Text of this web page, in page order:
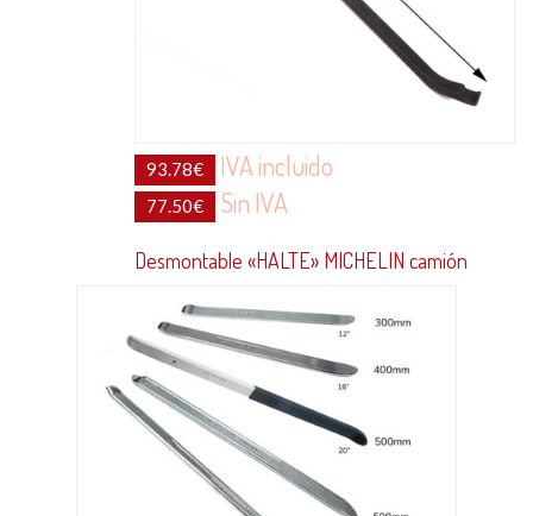
93.78€ IVA incluido
77.50€ Sin IVA
Desmontable «HALTE» MICHELIN camión